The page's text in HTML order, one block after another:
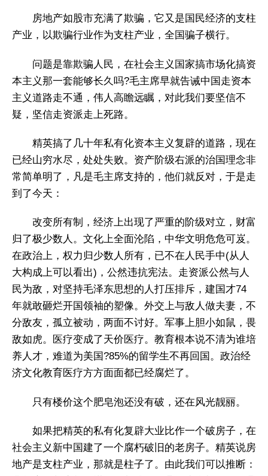
房地产如股市充满了欺骗，它又是国民经济的支柱
产业，以欺骗行业作为支柱产业，全国骗子横行。
问题是靠欺骗人民，在社会主义国家搞市场化搞资
本主义那一套能够长久吗?毛主席早就告诫中国走资本
主义道路走不通，伟人高瞻远瞩，对此我们要坚信不
疑，坚信走资派走上死路。
精英搞了几十年私有化资本主义复辟的道路，现在
已经山穷水尽，处处失败。资产阶级右派的治国理念非
常简单明了，凡是毛主席支持的，他们就反对，于是走
到了今天：
改变所有制，经济上出现了严重的阶级对立，财富
归了极少数人。文化上全面沦陷，中华文明危危可岌。
在政治上，权力归少数人所有，已不在人民手中(从人
大构成上可以看出)，公然违抗宪法。走资派公然与人
民为敌，对坚持毛泽东思想的人打压排斥，建国才74
年就敢砸烂开国领袖的塑像。外交上与敌人做夫妻，不
分敌友，孤立被动，两面不讨好。军事上胆小如鼠，畏
敌如虎。医疗变成了天价医疗。教育根本说不清为谁培
养人才，难道为美国?85%的留学生不再回国。政治经
济文化教育医疗方方面面都已经腐烂了。
只有楼价这个肥皂泡还没有破，还在风光靓丽。
如果把精英的私有化复辟大业比作一个破房子，在
社会主义新中国建了一个腐朽破旧的老房子。精英说房
地产是支柱产业，那就是柱子了。由此我们可以推断：